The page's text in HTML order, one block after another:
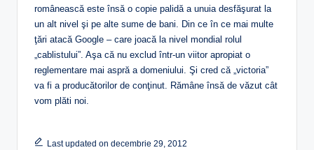
românească este însă o copie palidă a unuia desfăşurat la
un alt nivel şi pe alte sume de bani. Din ce în ce mai multe
ţări atacă Google – care joacă la nivel mondial rolul
„cablistului”. Aşa că nu exclud într-un viitor apropiat o
reglementare mai aspră a domeniului. Şi cred că „victoria”
va fi a producătorilor de conţinut. Rămâne însă de văzut cât
vom plăti noi.
Last updated on decembrie 29, 2012